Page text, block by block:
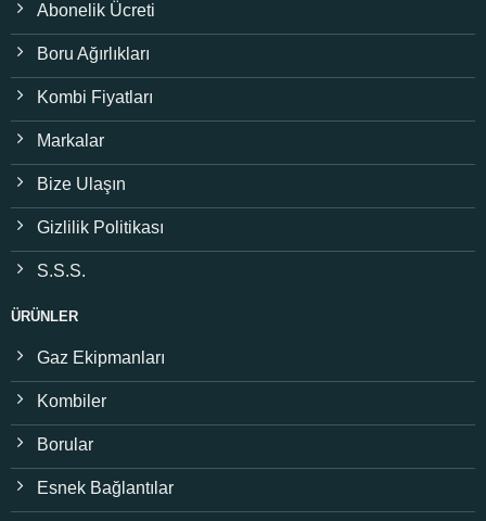
Abonelik Ücreti
Boru Ağırlıkları
Kombi Fiyatları
Markalar
Bize Ulaşın
Gizlilik Politikası
S.S.S.
ÜRÜNLER
Gaz Ekipmanları
Kombiler
Borular
Esnek Bağlantılar